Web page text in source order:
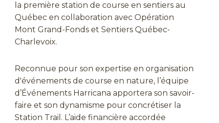
la première station de course en sentiers au
Québec en collaboration avec Opération
Mont Grand-Fonds et Sentiers Québec-
Charlevoix.
Reconnue pour son expertise en organisation
d'événements de course en nature, l’équipe
d’Événements Harricana apportera son savoir-
faire et son dynamisme pour concrétiser la
Station Trail. L’aide financière accordée